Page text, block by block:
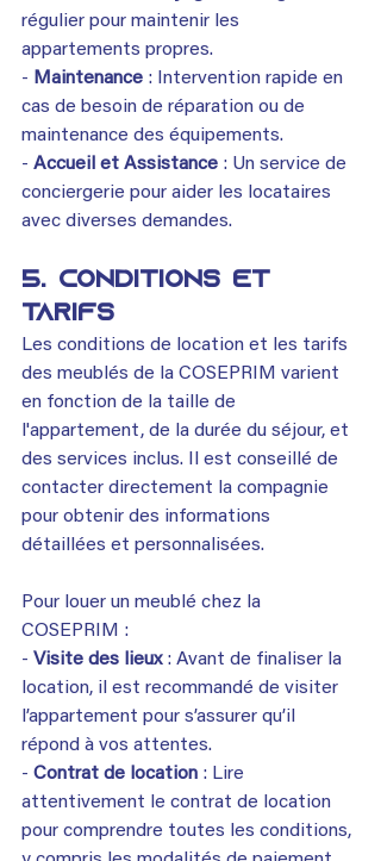
régulier pour maintenir les
appartements propres.
- Maintenance : Intervention rapide en
cas de besoin de réparation ou de
maintenance des équipements.
- Accueil et Assistance : Un service de
conciergerie pour aider les locataires
avec diverses demandes.
5. Conditions et
Tarifs
Les conditions de location et les tarifs
des meublés de la COSEPRIM varient
en fonction de la taille de
l'appartement, de la durée du séjour, et
des services inclus. Il est conseillé de
contacter directement la compagnie
pour obtenir des informations
détaillées et personnalisées.
Pour louer un meublé chez la
COSEPRIM :
- Visite des lieux : Avant de finaliser la
location, il est recommandé de visiter
l’appartement pour s’assurer qu’il
répond à vos attentes.
- Contrat de location : Lire
attentivement le contrat de location
pour comprendre toutes les conditions,